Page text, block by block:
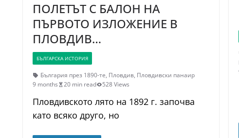
ПОЛЕТЪТ С БАЛОН НА
ПЪРВОТО ИЗЛОЖЕНИЕ В
ПЛОВДИВ…
БЪЛГАРСКА ИСТОРИЯ
България през 1890-те, Пловдив, Пловдивски панаир
9 months
20 min read 528 Views
Пловдивското лято на 1892 г. започва
като всяко друго, но